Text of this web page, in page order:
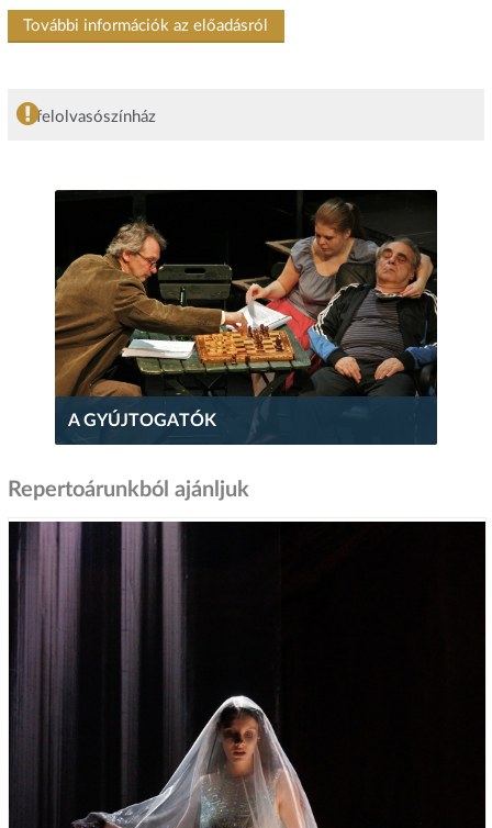
További információk az előadásról
felolvasószínház
A GYÚJTOGATÓK
Repertoárunkból ajánljuk